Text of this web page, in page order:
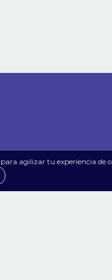
para agilizar tu experiencia de